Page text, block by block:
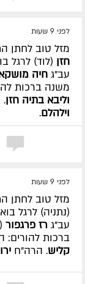
לפני 9 שעות
מזל טוב לחתן
חזן (לוד) לרגל
עב"ג חיה
משנה ברכות
וליבא בתיה חזן.
וילהלם.
לפני 9 שעות
מזל טוב לחתן
(נתניה) לרגל
עב"ג רז פרגפור
ברכות להורים:
קליש. הרה"ח